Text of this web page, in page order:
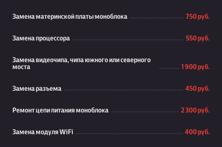
Замена материнской платы моноблока 750 руб.
Замена процессора 550 руб.
Замена видеочипа, чипа южного или северного
моста
1 900 руб.
Замена разъема 450 руб.
Ремонт цепи питания моноблока 2 300 руб.
Замена модуля WiFi 400 руб.